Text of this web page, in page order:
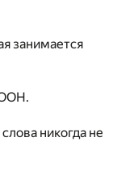
занимается
никогда не